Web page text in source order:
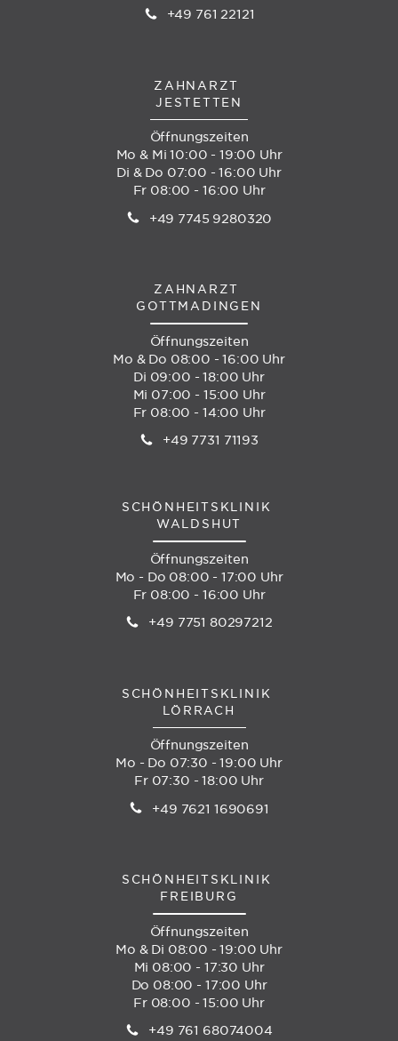
+49 761 22121
ZAHNARZT
JESTETTEN
Öffnungszeiten
Mo & Mi 10:00 - 19:00 Uhr
Di & Do 07:00 - 16:00 Uhr
Fr 08:00 - 16:00 Uhr
+49 7745 9280320
ZAHNARZT
GOTTMADINGEN
Öffnungszeiten
Mo & Do 08:00 - 16:00 Uhr
Di 09:00 - 18:00 Uhr
Mi 07:00 - 15:00 Uhr
Fr 08:00 - 14:00 Uhr
+49 7731 71193
SCHÖNHEITSKLINIK
WALDSHUT
Öffnungszeiten
Mo - Do 08:00 - 17:00 Uhr
Fr 08:00 - 16:00 Uhr
+49 7751 80297212
SCHÖNHEITSKLINIK
LÖRRACH
Öffnungszeiten
Mo - Do 07:30 - 19:00 Uhr
Fr 07:30 - 18:00 Uhr
+49 7621 1690691
SCHÖNHEITSKLINIK
FREIBURG
Öffnungszeiten
Mo & Di 08:00 - 19:00 Uhr
Mi 08:00 - 17:30 Uhr
Do 08:00 - 17:00 Uhr
Fr 08:00 - 15:00 Uhr
+49 761 68074004